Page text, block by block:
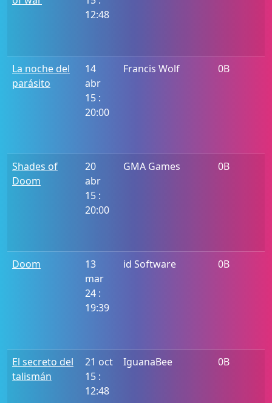
12:48
La noche del
parásito
14
abr
15 :
20:00
Francis Wolf 0B
Shades of
Doom
20
abr
15 :
20:00
GMA Games 0B
Doom
13
mar
24 :
19:39
id Software 0B
El secreto del
talismán
21 oct
15 :
12:48
IguanaBee 0B